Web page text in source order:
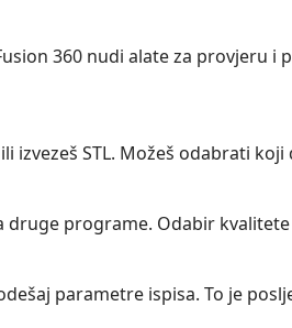
360 nudi alate za provjeru
izvezeš STL. Možeš odabrati
druge programe. Odabir
parametre ispisa. To je